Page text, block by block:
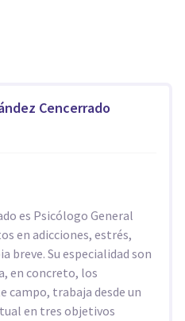
Cencerrado
es Psicólogo General
en adicciones, estrés,
breve. Su especialidad son
en concreto, los
campo, trabaja desde un
en tres objetivos